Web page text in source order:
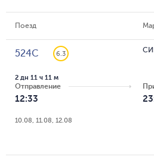
Поезд
524С 6.3
Отправление
12:33
2 дн 11 ч 11 м
10.08, 11.08, 12.08